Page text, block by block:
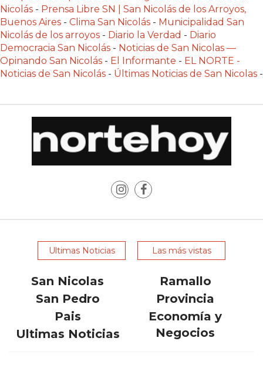
WHATSAPP:
LA
GUÍA
DEFINITIVA
PARA
Y
CREAR
PLATAFORMA?
CHANGUITO.COM.AR,
ARGENTINA
Nicolás - Prensa Libre SN | San Nicolás de los Arroyos,
Buenos Aires - Clima San Nicolás - Municipalidad San
Nicolás de los arroyos - Diario la Verdad - Diario
Democracia San Nicolás - Noticias de San Nicolas —
Opinando San Nicolás - El Informante - EL NORTE -
Noticias de San Nicolás - Últimas Noticias de San Nicolas -
Ultimas Noticias Las más vistas
San Nicolas
Ramallo
San Pedro
Provincia
Pais
Economía y
Negocios
Ultimas Noticias